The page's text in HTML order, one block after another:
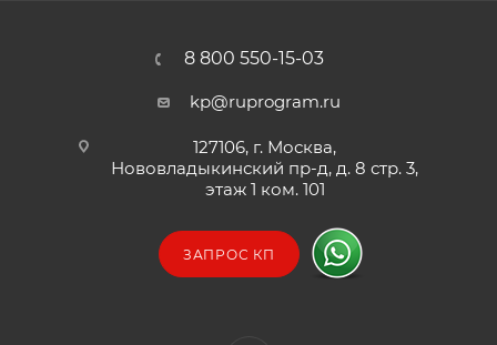
8 800 550-15-03
kp@ruprogram.ru
127106, г. Москва,
Нововладыкинский пр-д, д. 8 стр. 3,
этаж 1 ком. 101
ЗАПРОС КП